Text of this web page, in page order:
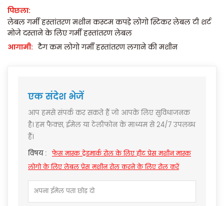
पिछला:
लेबल गर्मी हस्तांतरण मशीन कस्टम कपड़े लोगो स्टिकर लेबल टी शर्ट
मोजे दस्ताने के लिए गर्मी हस्तांतरण लेबल
आगामी: टैग कम लोगो गर्मी हस्तांतरण लगाने की मशीन
एक संदेश भेजें
आप हमसे संपर्क कर सकते हैं जो आपके लिए सुविधाजनक
है। हम फैक्स, ईमेल या टेलीफोन के माध्यम से 24/7 उपलब्ध
हैं।
विषय : फेस मास्क ट्रेडमार्क रोल के लिए हीट प्रेस मशीन मास्क
लोगो के लिए लेबल प्रेस मशीन रोल करने के लिए रोल करें